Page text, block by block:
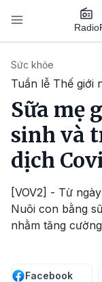
Nhảy đến nội dung
Radio
Sức khỏe
Tuần lễ Thế giới
Sữa mẹ
sinh và
dịch
[VOV2] - Từ
Nuôi con bằng
nhằm tăng
Facebook